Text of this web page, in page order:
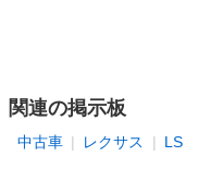
関連の掲示板
中古車 レクサス LS